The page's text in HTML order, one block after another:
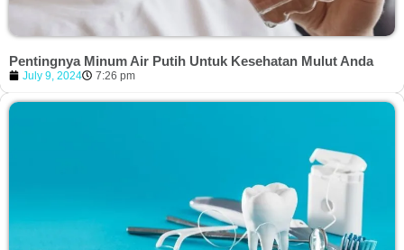
Pentingnya Minum Air Putih Untuk Kesehatan Mulut Anda
July 9, 2024 7:26 pm